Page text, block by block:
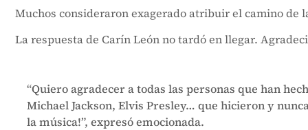
Muchos consideraron exagerado atribuir el camino de
La respuesta de Carín León no tardó en llegar.
“Quiero agradecer a todas las personas que han
Michael Jackson, Elvis Presley… que hicieron y
la música!”, expresó emocionada.